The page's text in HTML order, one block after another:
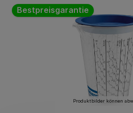
Bildergalerie überspringen
Bestpreisgarantie
Produktbilder können